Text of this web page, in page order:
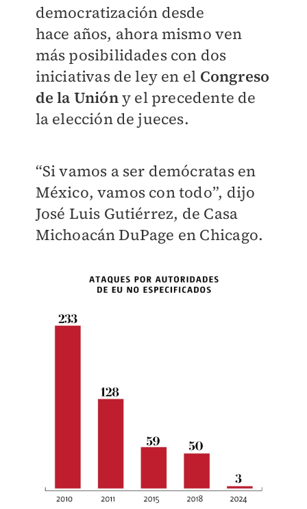
democratización desde
hace años, ahora mismo ven
más posibilidades con dos
iniciativas de ley en el Congreso
de la Unióny el precedente de
la elección de jueces.
“Si vamos a ser demócratas en
México, vamos con todo”, dijo
José Luis Gutiérrez, de Casa
Michoacán DuPage en Chicago.